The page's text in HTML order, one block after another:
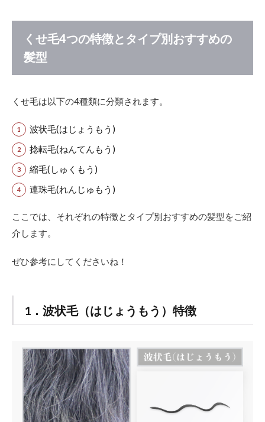
損！
くせ
毛を
くヘ
アケ
くせ毛4つの特徴とタイプ別おすすめの
髪型
くせ毛は以下の4種類に分類されます。
波状毛(はじょうもう)
捻転毛(ねんてんもう)
縮毛(しゅくもう)
連珠毛(れんじゅもう)
ここでは、それぞれの特徴とタイプ別おすすめの髪型をご紹
介します。
ぜひ参考にしてくださいね！
1．波状毛（はじょうもう）特徴